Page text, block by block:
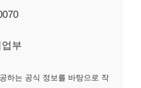
부
하는 공식 정보를 바탕으로 작